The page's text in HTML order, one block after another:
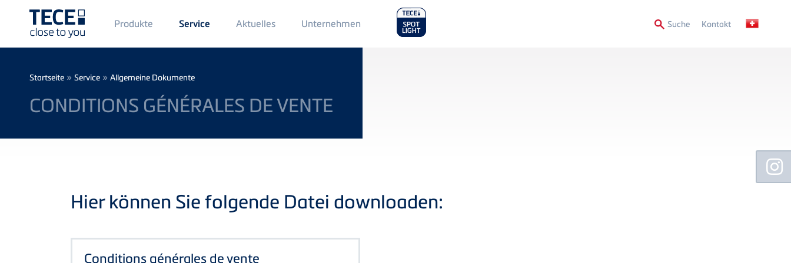
Main
Menü
1
Produkte Service Aktuelles Main
Menu
2
Unternehmen SucheSecondary
Kontakt
Breadcrumb
Startseite » Service » Allgemeine Dokumente
CONDITIONS GÉNÉRALES DE VENTE
Hier können Sie folgende Datei downloaden:
Conditions générales de vente
Floating